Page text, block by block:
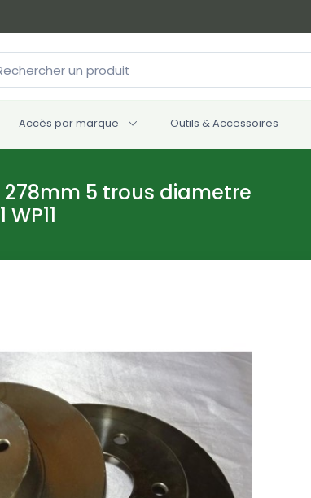
Accès par marque Outils & Accessoires
5 trous diametre